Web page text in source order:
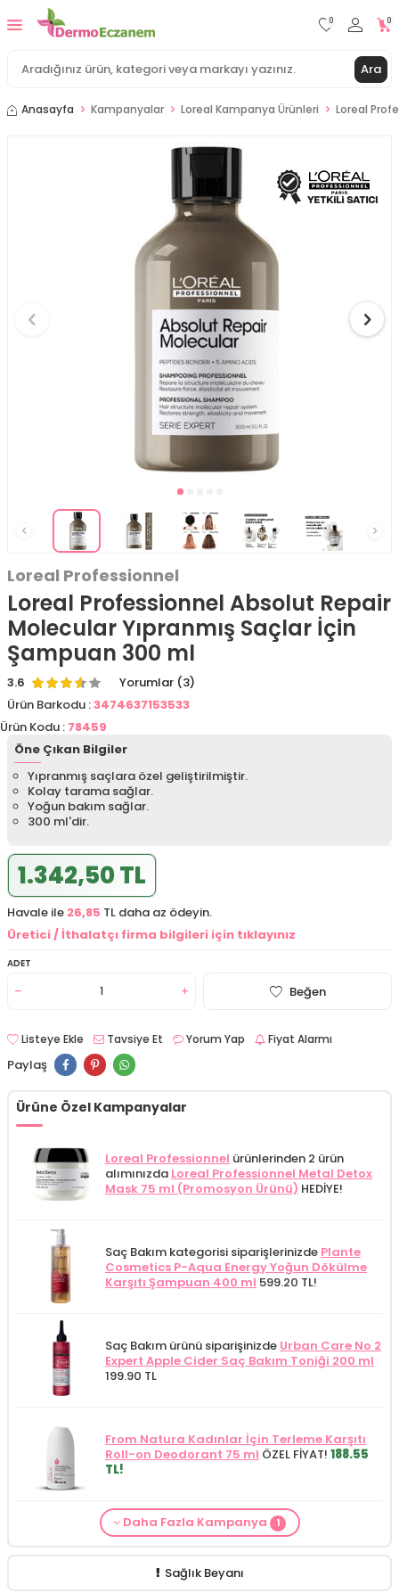
Ara
0 0
Anasayfa Kampanyalar Loreal Kampanya Ürünleri Loreal
Loreal Professionnel
Loreal Professionnel Absolut Repair
Molecular Yıpranmış Saçlar İçin
Şampuan 300 ml
3.6
Yorumlar (3)
Ürün Barkodu :3474637153533
Ürün Kodu : 78459
Öne Çıkan Bilgiler
Yıpranmış saçlara özel geliştirilmiştir.
Kolay tarama sağlar.
Yoğun bakım sağlar.
300 ml'dir.
1.342,50 TL
Havale ile 26,85 TL daha az ödeyin.
Üretici / İthalatçı firma bilgileri için tıklayınız
ADET
Beğen
Listeye Ekle Tavsiye Et Yorum Yap Fiyat Alarmı
Paylaş
Ürüne Özel Kampanyalar
Loreal Professionnel ürünlerinden 2 ürün
alımınızda Loreal Professionnel Metal Detox
Mask 75 ml (Promosyon Ürünü) HEDİYE!
Saç Bakım kategorisi siparişlerinizde Plante
Cosmetics P-Aqua Energy Yoğun Dökülme
Karşıtı Şampuan 400 ml 599.20 TL!
Saç Bakım ürünü siparişinizde Urban Care No 2
Expert Apple Cider Saç Bakım Toniği 200 ml
199.90 TL
From Natura Kadınlar İçin Terleme Karşıtı
Roll-on Deodorant 75 ml ÖZEL FİYAT! 188.55
TL!
Saç Bakım Kategorisine Özel Fiyat
Daha Fazla Kampanya 1
Sağlık Beyanı